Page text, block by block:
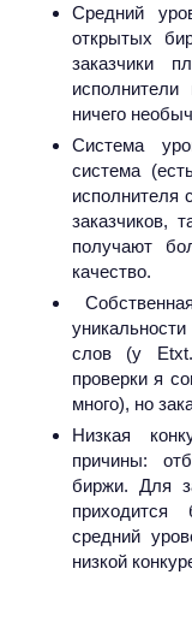
Средний
открытых
заказчики
ничего
Система
система
исполнителя
заказчиков,
получают
качество.
слов (у
проверки я
много), но
Низкая
причины:
биржи. Для
приходится
средний
низкой